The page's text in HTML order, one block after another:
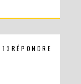
RÉPONDRE